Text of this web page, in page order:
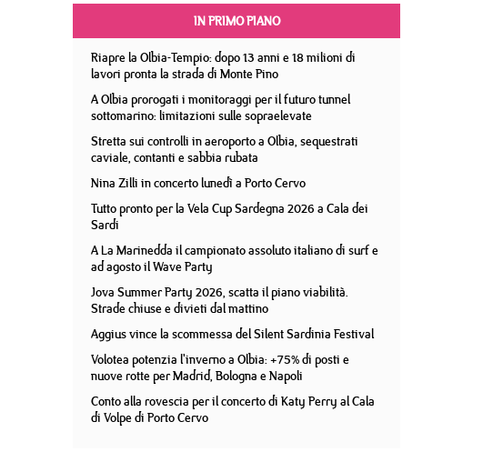
IN PRIMO PIANO
Riapre la Olbia-Tempio: dopo 13 anni e 18 milioni di
lavori pronta la strada di Monte Pino
A Olbia prorogati i monitoraggi per il futuro tunnel
sottomarino: limitazioni sulle sopraelevate
Stretta sui controlli in aeroporto a Olbia, sequestrati
caviale, contanti e sabbia rubata
Nina Zilli in concerto lunedì a Porto Cervo
Tutto pronto per la Vela Cup Sardegna 2026 a Cala dei
Sardi
A La Marinedda il campionato assoluto italiano di surf e
ad agosto il Wave Party
Jova Summer Party 2026, scatta il piano viabilità.
Strade chiuse e divieti dal mattino
Aggius vince la scommessa del Silent Sardinia Festival
Volotea potenzia l'inverno a Olbia: +75% di posti e
nuove rotte per Madrid, Bologna e Napoli
Conto alla rovescia per il concerto di Katy Perry al Cala
di Volpe di Porto Cervo